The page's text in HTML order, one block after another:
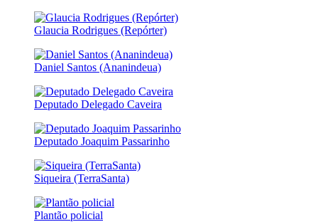
Glaucia Rodrigues (Repórter)
Daniel Santos (Ananindeua)
Deputado Delegado Caveira
Deputado Joaquim Passarinho
Siqueira (TerraSanta)
Plantão policial